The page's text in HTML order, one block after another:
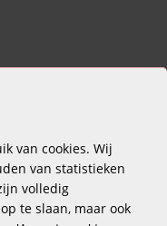
van cookies. Wij
van statistieken
volledig
te slaan, maar ook